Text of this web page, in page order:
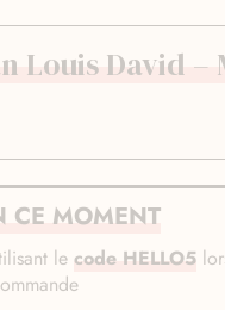
Louis David
CE MOMENT
le code HELLO5